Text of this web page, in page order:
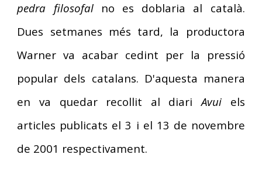
pedra filosofal
no es doblaria al català.
Dues setmanes més tard, la productora
Warner va acabar cedint per la pressió
popular dels catalans. D'aquesta manera
en va quedar recollit al diariAvuiels
articles publicats el 3 i el 13 de novembre
de 2001 respectivament.